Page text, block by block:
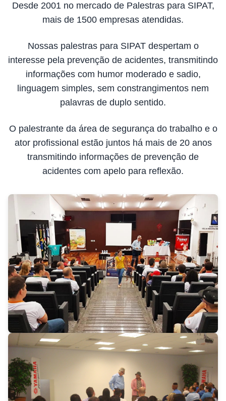
Desde 2001 no mercado de Palestras para SIPAT,
mais de 1500 empresas atendidas.
Nossas palestras para SIPAT despertam o
interesse pela prevenção de acidentes, transmitindo
informações com humor moderado e sadio,
linguagem simples, sem constrangimentos nem
palavras de duplo sentido.
O palestrante da área de segurança do trabalho e o
ator profissional estão juntos há mais de 20 anos
transmitindo informações de prevenção de
acidentes com apelo para reflexão.